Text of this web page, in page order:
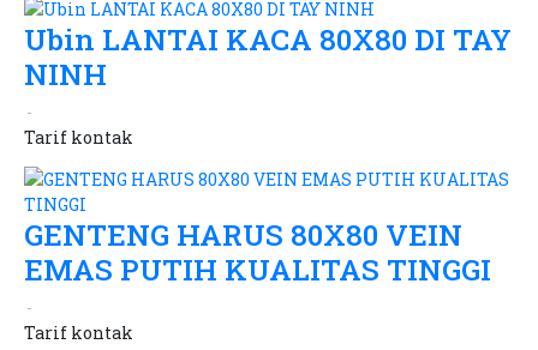
Ubin LANTAI KACA 80X80 DI TAY
NINH
Tarif kontak
GENTENG HARUS 80X80 VEIN
EMAS PUTIH KUALITAS TINGGI
Tarif kontak